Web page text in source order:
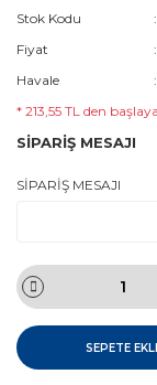
Stok Kodu
Fiyat
Havale
* 213,55 TL den
SİPARİŞ MESAJI
SİPARİŞ MESAJI
SEPETE